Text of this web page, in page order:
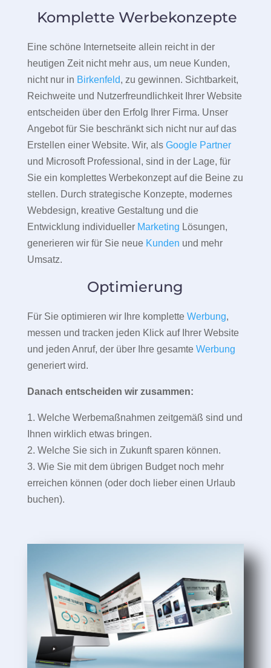
Komplette Werbekonzepte
Eine schöne Internetseite allein reicht in der
heutigen Zeit nicht mehr aus, um neue Kunden,
nicht nur in Birkenfeld, zu gewinnen. Sichtbarkeit,
Reichweite und Nutzerfreundlichkeit Ihrer Website
entscheiden über den Erfolg Ihrer Firma. Unser
Angebot für Sie beschränkt sich nicht nur auf das
Erstellen einer Website. Wir, als Google Partner
und Microsoft Professional, sind in der Lage, für
Sie ein komplettes Werbekonzept auf die Beine zu
stellen. Durch strategische Konzepte, modernes
Webdesign, kreative Gestaltung und die
Entwicklung individueller Marketing Lösungen,
generieren wir für Sie neue Kunden und mehr
Umsatz.
Optimierung
Für Sie optimieren wir Ihre komplette Werbung,
messen und tracken jeden Klick auf Ihrer Website
und jeden Anruf, der über Ihre gesamte Werbung
generiert wird.
Danach entscheiden wir zusammen:
1. Welche Werbemaßnahmen zeitgemäß sind und
Ihnen wirklich etwas bringen.
2. Welche Sie sich in Zukunft sparen können.
3. Wie Sie mit dem übrigen Budget noch mehr
erreichen können (oder doch lieber einen Urlaub
buchen).